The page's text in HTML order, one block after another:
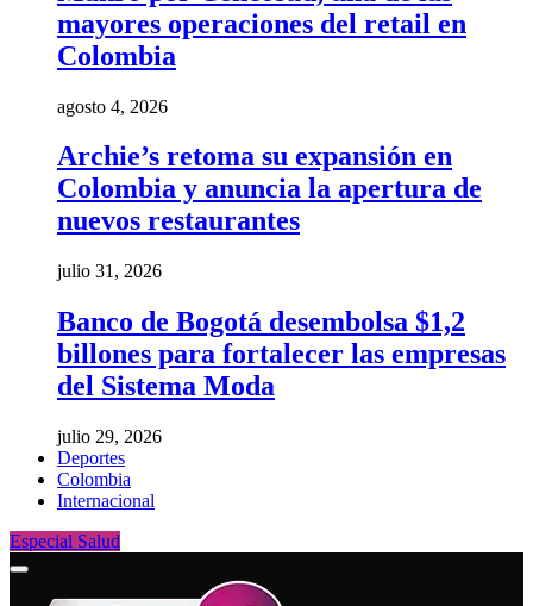
mayores operaciones del retail en
Colombia
agosto 4, 2026
Archie’s retoma su expansión en
Colombia y anuncia la apertura de
nuevos restaurantes
julio 31, 2026
Banco de Bogotá desembolsa $1,2
billones para fortalecer las empresas
del Sistema Moda
julio 29, 2026
Deportes
Colombia
Internacional
Especial Salud